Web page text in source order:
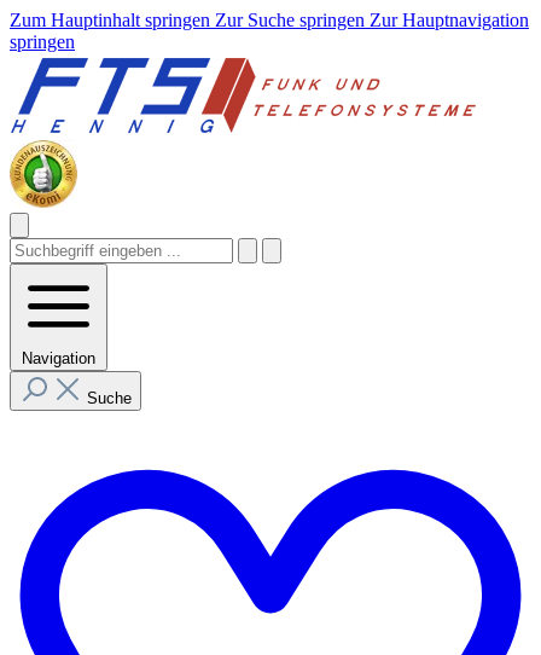
Zum Hauptinhalt springen Zur Suche springen Zur Hauptnavigation
springen
Navigation
Suche